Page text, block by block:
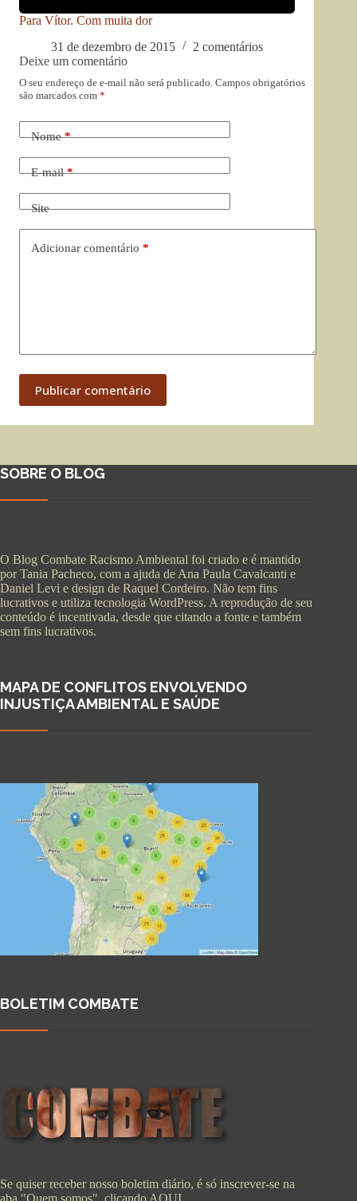
Para Vítor. Com muita dor
31 de dezembro de 2015
2 comentários
Deixe um comentário
O seu endereço de e-mail não será publicado. Campos obrigatórios
são marcados com *
Nome*
E-mail*
Site
Adicionar comentário *
Publicar comentário
SOBRE O BLOG
O Blog Combate Racismo Ambiental foi criado e é mantido
por Tania Pacheco, com a ajuda de Ana Paula Cavalcanti e
Daniel Levi e design de Raquel Cordeiro. Não tem fins
lucrativos e utiliza tecnologia WordPress. A reprodução de seu
conteúdo é incentivada, desde que citando a fonte e também
sem fins lucrativos.
MAPA DE CONFLITOS ENVOLVENDO
INJUSTIÇA AMBIENTAL E SAÚDE
BOLETIM COMBATE
Se quiser receber nosso boletim diário, é só inscrever-se na
aba "Quem somos", clicando AQUI